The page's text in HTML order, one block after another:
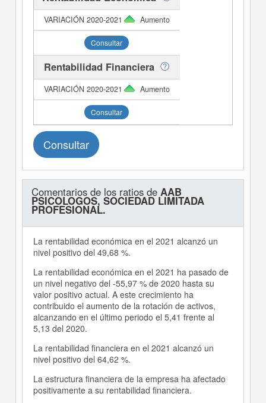
Aumento
Consultar
Rentabilidad Financiera
Aumento
Consultar
Consultar
Comentarios de los ratios de AAB
PSICOLOGOS, SOCIEDAD LIMITADA
PROFESIONAL.
La rentabilidad económica en el 2021 alcanzó un
nivel positivo del 49,68 %.
La rentabilidad económica en el 2021 ha pasado de
un nivel negativo del -55,97 % de 2020 hasta su
valor positivo actual. A este crecimiento ha
contribuido el aumento de la rotación de activos,
alcanzando en el último periodo el 5,41 frente al
5,13 del 2020.
La rentabilidad financiera en el 2021 alcanzó un
nivel positivo del 64,62 %.
La estructura financiera de la empresa ha afectado
positivamente a su rentabilidad financiera.